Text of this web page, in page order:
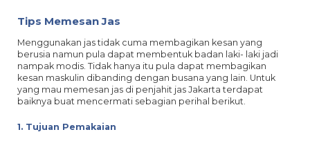
Tips Memesan Jas
Menggunakan jas tidak cuma membagikan kesan yang
berusia namun pula dapat membentuk badan laki- laki jadi
nampak modis. Tidak hanya itu pula dapat membagikan
kesan maskulin dibanding dengan busana yang lain. Untuk
yang mau memesan jas di penjahit jas Jakarta terdapat
baiknya buat mencermati sebagian perihal berikut.
1. Tujuan Pemakaian